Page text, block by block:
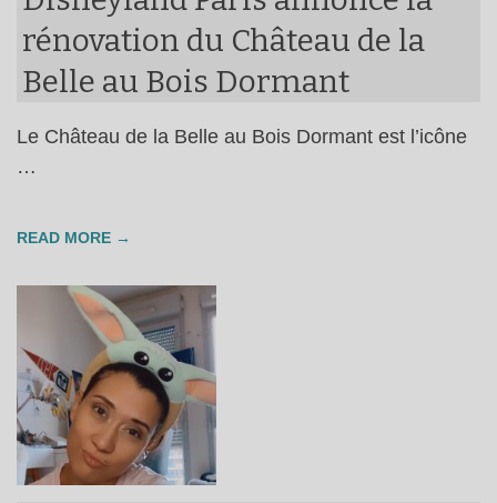
rénovation du Château de la
Belle au Bois Dormant
Le Château de la Belle au Bois Dormant est l’icône
…
READ MORE →